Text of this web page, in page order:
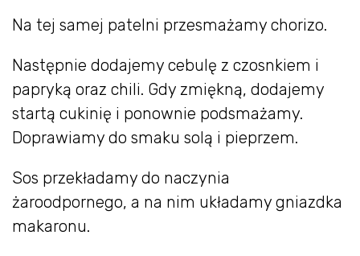
Na tej samej patelni przesmażamy chorizo.
Następnie dodajemy cebulę z czosnkiem i
papryką oraz chili. Gdy zmiękną, dodajemy
startą cukinię i ponownie podsmażamy.
Doprawiamy do smaku solą i pieprzem.
Sos przekładamy do naczynia
żaroodpornego, a na nim układamy gniazdka
makaronu.